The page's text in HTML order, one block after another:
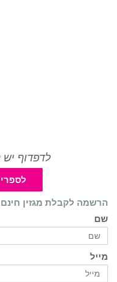
לדפדוף
הרשמה לקבלת מגזין חינם
שם
מייל